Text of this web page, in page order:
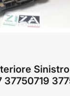
37750719